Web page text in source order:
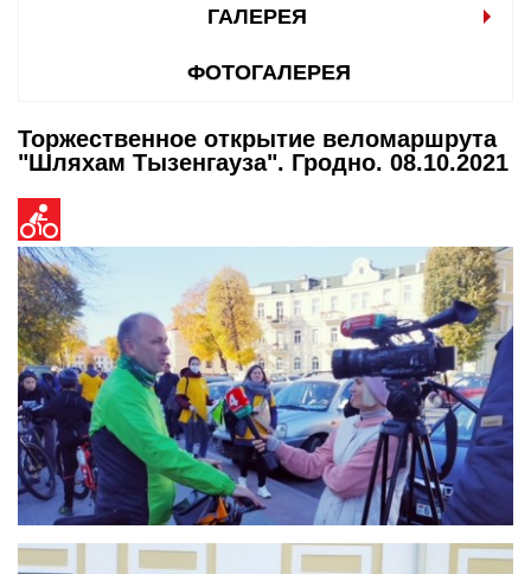
ГАЛЕРЕЯ
ФОТОГАЛЕРЕЯ
Торжественное открытие веломаршрута
"Шляхам Тызенгауза". Гродно. 08.10.2021